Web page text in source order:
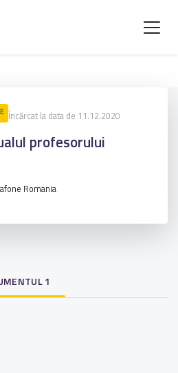
Încărcat la data de 11.12.2020
profesorului
Romania
1